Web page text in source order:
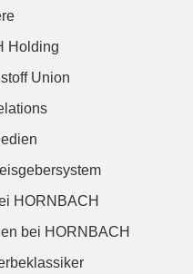
Holding
Union
HORNBACH
bei HORNBACH